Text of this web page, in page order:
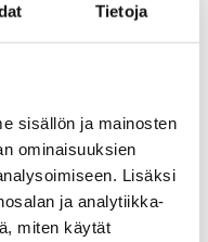
Tietoja
sisällön ja mainosten
ominaisuuksien
Lisäksi
ja analytiikka-
miten käytät